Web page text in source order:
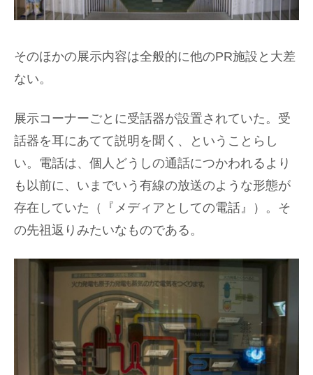
そのほかの展示内容は全般的に他のPR施設と大差
ない。
展示コーナーごとに受話器が設置されていた。受
話器を耳にあてて説明を聞く、ということらし
い。電話は、個人どうしの通話につかわれるより
も以前に、いまでいう有線の放送のような形態が
存在していた（『メディアとしての電話』）。そ
の先祖返りみたいなものである。